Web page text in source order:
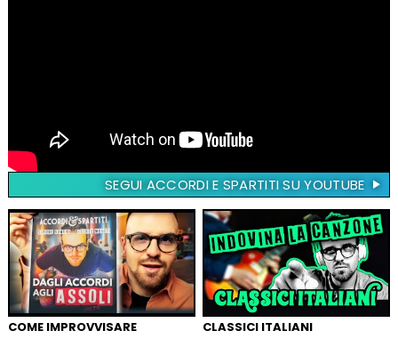
SEGUI ACCORDI E SPARTITI SU YOUTUBE
COME IMPROVVISARE CLASSICI ITALIANI